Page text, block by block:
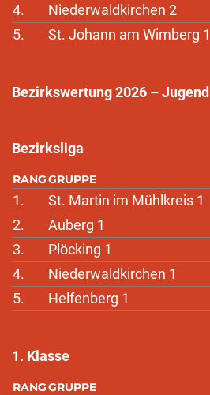
4.
Niederwaldkirchen 2
5.
St. Johann am Wimberg 1
Bezirkswertung 2026 – Jugend
Bezirksliga
RANGGRUPPE
1. St. Martin im Mühlkreis 1
2.
Auberg 1
3.
Plöcking 1
4.
Niederwaldkirchen 1
5.
Helfenberg 1
1. Klasse
RANGGRUPPE